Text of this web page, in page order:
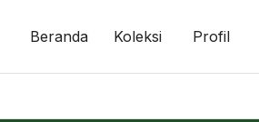
Beranda Koleksi Profil